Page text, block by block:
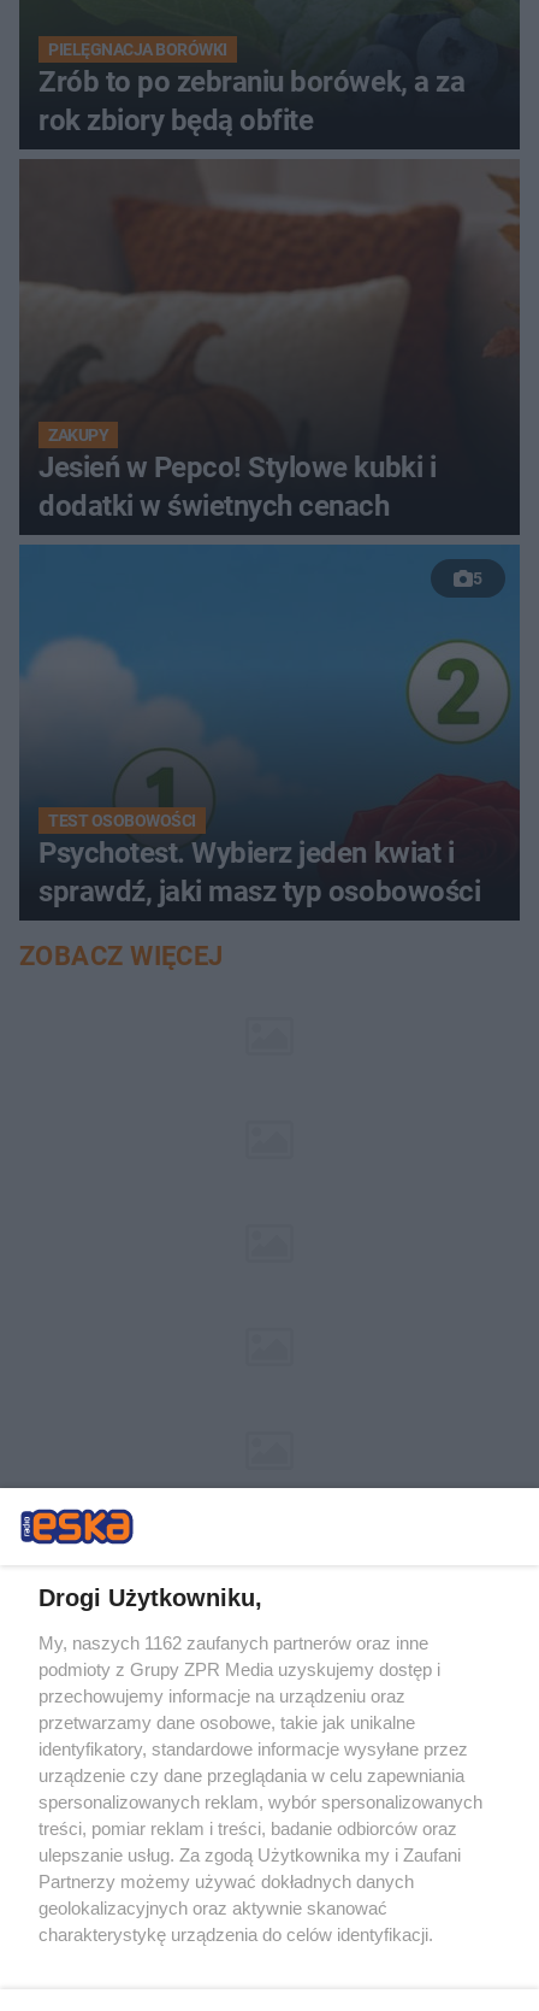
PIELĘGNACJA BORÓWKI
Zrób to po zebraniu borówek, a za
rok zbiory będą obfite
ZAKUPY
Jesień w Pepco! Stylowe kubki i
dodatki w świetnych cenach
5
TEST OSOBOWOŚCI
Psychotest. Wybierz jeden kwiat i
sprawdź, jaki masz typ osobowości
ZOBACZ WIĘCEJ
Żaden utwór zamieszczony w serwisie nie może być powielany i
rozpowszechniany lub dalej rozpowszechniany w jakikolwiek sposób (w
tym także elektroniczny lub mechaniczny) na jakimkolwiek polu
eksploatacji w jakiejkolwiek formie, włącznie z umieszczaniem w
Internecie bez pisemnej zgody właściciela praw. Jakiekolwiek użycie lub
wykorzystanie utworów w całości lub w części z naruszeniem prawa,
tzn. bez właściwej zgody, jest zabronione pod groźbą kary i może być
ścigane prawnie.
Drogi Użytkowniku,
My, naszych 1162 zaufanych partnerów oraz inne
podmioty z Grupy ZPR Media uzyskujemy dostęp i
przechowujemy informacje na urządzeniu oraz
przetwarzamy dane osobowe, takie jak unikalne
identyfikatory, standardowe informacje wysyłane przez
urządzenie czy dane przeglądania w celu zapewniania
spersonalizowanych reklam, wybór spersonalizowanych
treści, pomiar reklam i treści, badanie odbiorców oraz
ulepszanie usług. Za zgodą Użytkownika my i Zaufani
Partnerzy możemy używać dokładnych danych
geolokalizacyjnych oraz aktywnie skanować
charakterystykę urządzenia do celów identyfikacji.